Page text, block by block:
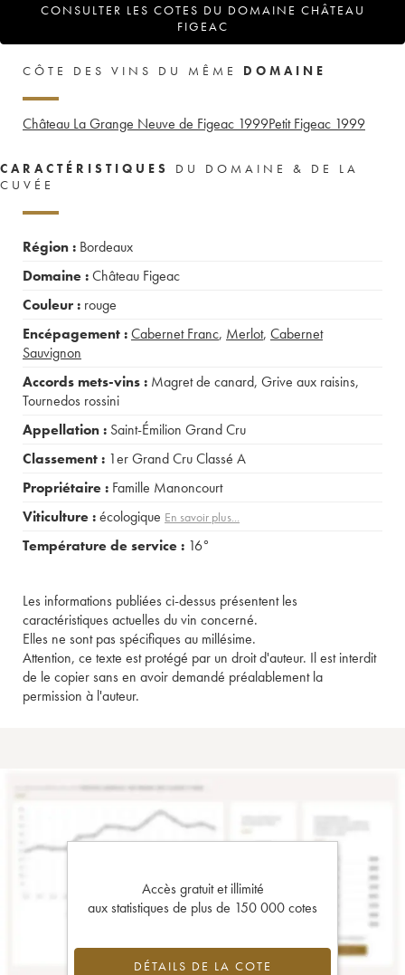
CONSULTER LES COTES DU DOMAINE CHÂTEAU
FIGEAC
CÔTE DES VINS DU MÊME DOMAINE
Château La Grange Neuve de Figeac 1999Petit Figeac 1999
CARACTÉRISTIQUES
DU DOMAINE & DE LA
CUVÉE
Région : Bordeaux
Domaine :Château Figeac
Couleur : rouge
Encépagement :Cabernet Franc, Merlot, Cabernet
Sauvignon
Accords mets-vins : Magret de canard, Grive aux raisins,
Tournedos rossini
Appellation : Saint-Émilion Grand Cru
Classement : 1er Grand Cru Classé A
Propriétaire : Famille Manoncourt
Viticulture :écologique En savoir plus...
Température de service : 16°
Les informations publiées ci-dessus présentent les
caractéristiques actuelles du vin concerné.
Elles ne sont pas spécifiques au millésime.
Attention, ce texte est protégé par un droit d'auteur. Il est interdit
de le copier sans en avoir demandé préalablement la
permission à l'auteur.
Accès gratuit et illimité
aux statistiques de plus de 150 000 cotes
DÉTAILS DE LA COTE